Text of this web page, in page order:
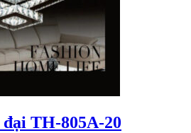
TH-805A-20